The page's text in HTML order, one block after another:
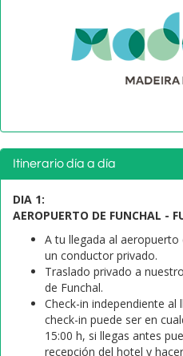
Itinerario día a día
DIA 1:
AEROPUERTO DE FUNCHAL -
A tu llegada al
un conductor privado.
Traslado privado a
de Funchal.
Check-in independiente al
check-in puede ser en
15:00 h, si llegas antes
recepción del hotel y